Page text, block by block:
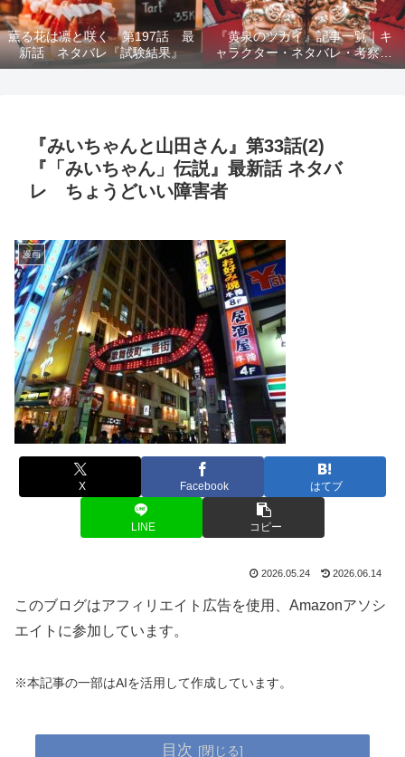
薫る花は凛と咲く 第197話 最
新話 ネタバレ『試験結果』
『黄泉のツガイ』記事一覧｜キ
ャラクター・ネタバレ・考察・
死亡キャラまとめ【完全ガイ
『みいちゃんと山田さん』第33話(2)
『「みいちゃん」伝説』最新話 ネタバ
レ ちょうどいい障害者
漫画
X Facebook はてブ
LINE コピー
2026.05.24 2026.06.14
このブログはアフィリエイト広告を使用、Amazonアソシ
エイトに参加しています。
※本記事の一部はAIを活用して作成しています。
目次